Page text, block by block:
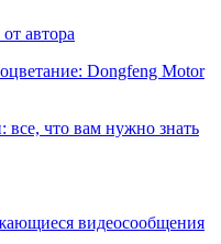
автора
Dongfeng Motor
все, что вам нужно знать
видеосообщения